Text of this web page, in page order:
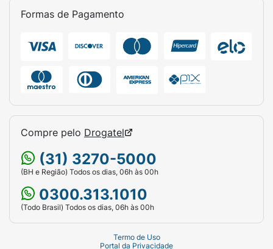
Formas de Pagamento
Compre pelo Drogatel
(31) 3270-5000
(BH e Região) Todos os dias, 06h às 00h
0300.313.1010
(Todo Brasil) Todos os dias, 06h às 00h
Termo de Uso
Portal da Privacidade